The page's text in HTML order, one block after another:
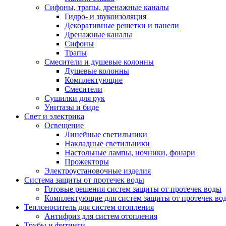
Сифоны, трапы, дренажные каналы
Гидро- и звукоизоляция
Декоративные решетки и панели
Дренажные каналы
Сифоны
Трапы
Смесители и душевые колонны
Душевые колонны
Комплектующие
Смесители
Сушилки для рук
Унитазы и биде
Свет и электрика
Освещение
Линейные светильники
Накладные светильники
Настольные лампы, ночники, фонари
Прожекторы
Электроустановочные изделия
Система защиты от протечек воды
Готовые решения систем защиты от протечек воды
Комплектующие для систем защиты от протечек
Теплоноситель для систем отопления
Антифриз для систем отопления